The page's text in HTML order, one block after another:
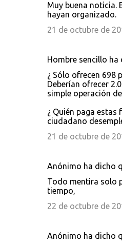
Muy buena noticia.
hayan organizado.
21 de octubre de
Hombre sencillo
¿ Sólo ofrecen 698
Deberían ofrecer
simple operación
¿ Quién paga estas
ciudadano
21 de octubre de
Anónimo ha dicho
Todo mentira solo
tiempo,
22 de octubre de
Anónimo ha dicho